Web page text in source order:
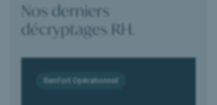
Nos derniers
décryptages RH.
Renfort Opérationnel